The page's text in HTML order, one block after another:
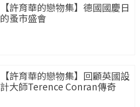
【許育華的戀物集】德國國慶日
的蚤市盛會
【許育華的戀物集】回顧英國設
計大師Terence Conran傳奇